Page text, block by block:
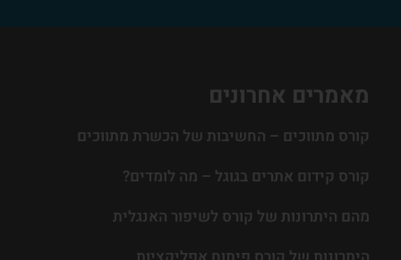
מאמרים אחרונים
קורס מתווכים – החשיבות של הכשרת מתווכים
קורס קידום אתרים בגוגל – מה לומדים?
מהם היתרונות של קורס לשיפור האנגלית